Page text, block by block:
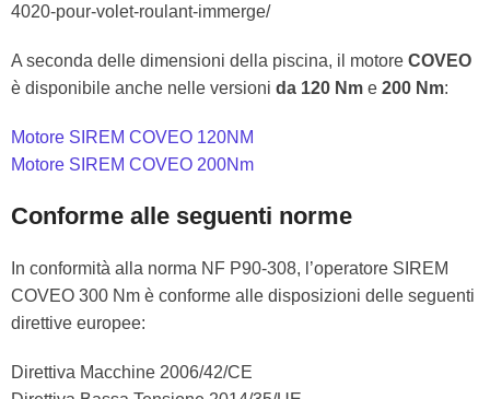
4020-pour-volet-roulant-immerge/
A seconda delle dimensioni della piscina, il motore COVEO
è disponibile anche nelle versioni da 120 Nm e 200 Nm:
Motore SIREM COVEO 120NM
Motore SIREM COVEO 200Nm
Conforme alle seguenti norme
In conformità alla norma NF P90-308, l’operatore SIREM
COVEO 300 Nm è conforme alle disposizioni delle seguenti
direttive europee:
Direttiva Macchine 2006/42/CE